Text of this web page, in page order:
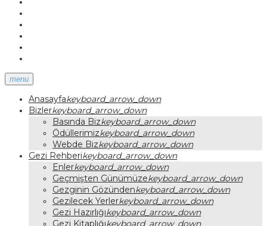
menu
Anasayfakeyboard_arrow_down
Bizlerkeyboard_arrow_down
Basında Bizkeyboard_arrow_down
Ödüllerimizkeyboard_arrow_down
Webde Bizkeyboard_arrow_down
Gezi Rehberikeyboard_arrow_down
Enlerkeyboard_arrow_down
Geçmişten Günümüzekeyboard_arrow_down
Gezginin Gözündenkeyboard_arrow_down
Gezilecek Yerlerkeyboard_arrow_down
Gezi Hazırlığıkeyboard_arrow_down
Gezi Kitaplığıkeyboard_arrow_down